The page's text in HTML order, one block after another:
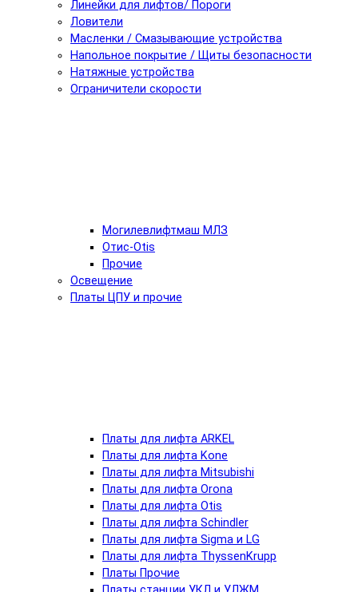
Линейки для лифтов/ Пороги
Ловители
Масленки / Смазывающие устройства
Напольное покрытие / Щиты безопасности
Натяжные устройства
Ограничители скорости
Могилевлифтмаш МЛЗ
Отис-Otis
Прочие
Освещение
Платы ЦПУ и прочие
Платы для лифта ARKEL
Платы для лифта Kone
Платы для лифта Mitsubishi
Платы для лифта Orona
Платы для лифта Otis
Платы для лифта Schindler
Платы для лифта Sigma и LG
Платы для лифта ThyssenKrupp
Платы Прочие